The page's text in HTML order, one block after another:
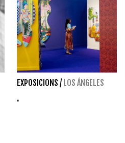
EXPOSICIONS / LOS ÁNGELES
.